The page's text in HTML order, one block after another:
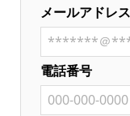
メールアドレス
電話番号